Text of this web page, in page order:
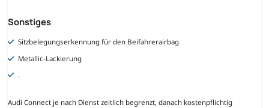
Sonstiges
Sitzbelegungserkennung für den Beifahrerairbag
Metallic-Lackierung
.
Audi Connect je nach Dienst zeitlich begrenzt, danach kostenpflichtig